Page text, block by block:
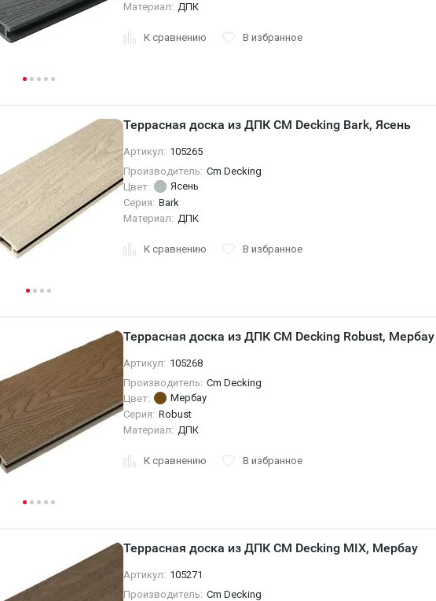
Материал: ДПК
К сравнению В избранное
Террасная доска из ДПК CM Decking Bark, Ясень
Артикул: 105265
Производитель: Cm Decking
Цвет:
Ясень
Серия: Bark
Материал: ДПК
К сравнению В избранное
Террасная доска из ДПК CM Decking Robust, Мербау
Артикул: 105268
Производитель: Cm Decking
Цвет:
Мербау
Серия: Robust
Материал: ДПК
К сравнению В избранное
Террасная доска из ДПК CM Decking MIX, Мербау
Артикул: 105271
Производитель: Cm Decking